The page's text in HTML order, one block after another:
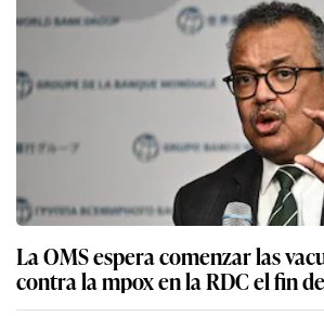
La OMS espera comenzar las
contra la mpox en la RDC el fin